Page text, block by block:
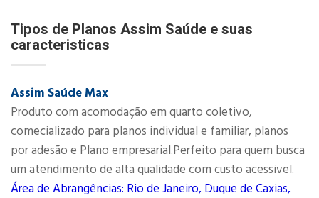
Tipos de Planos Assim Saúde e suas
caracteristicas
Assim Saúde Max
Produto com acomodação em quarto coletivo,
comecializado para planos individual e familiar, planos
por adesão e Plano empresarial.Perfeito para quem busca
um atendimento de alta qualidade com custo acessivel.
Área de Abrangências: Rio de Janeiro, Duque de Caxias,